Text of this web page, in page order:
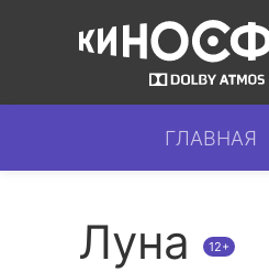
ГЛАВНАЯ
Луна 12+